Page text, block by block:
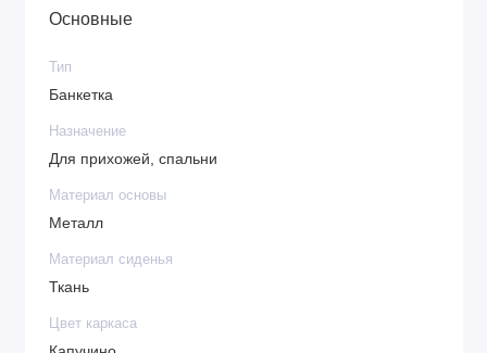
Основные
Тип
Банкетка
Назначение
Для прихожей, спальни
Материал основы
Металл
Материал сиденья
Ткань
Цвет каркаса